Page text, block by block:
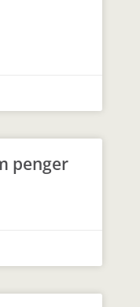
penger